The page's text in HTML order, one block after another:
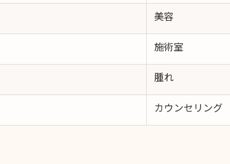
美容
施術室
腫れ
カウンセリング